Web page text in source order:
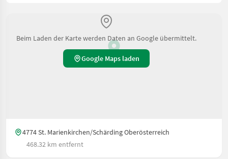
Beim Laden der Karte werden Daten an Google übermittelt.
Google Maps laden
4774 St. Marienkirchen/Schärding Oberösterreich
468.32 km entfernt